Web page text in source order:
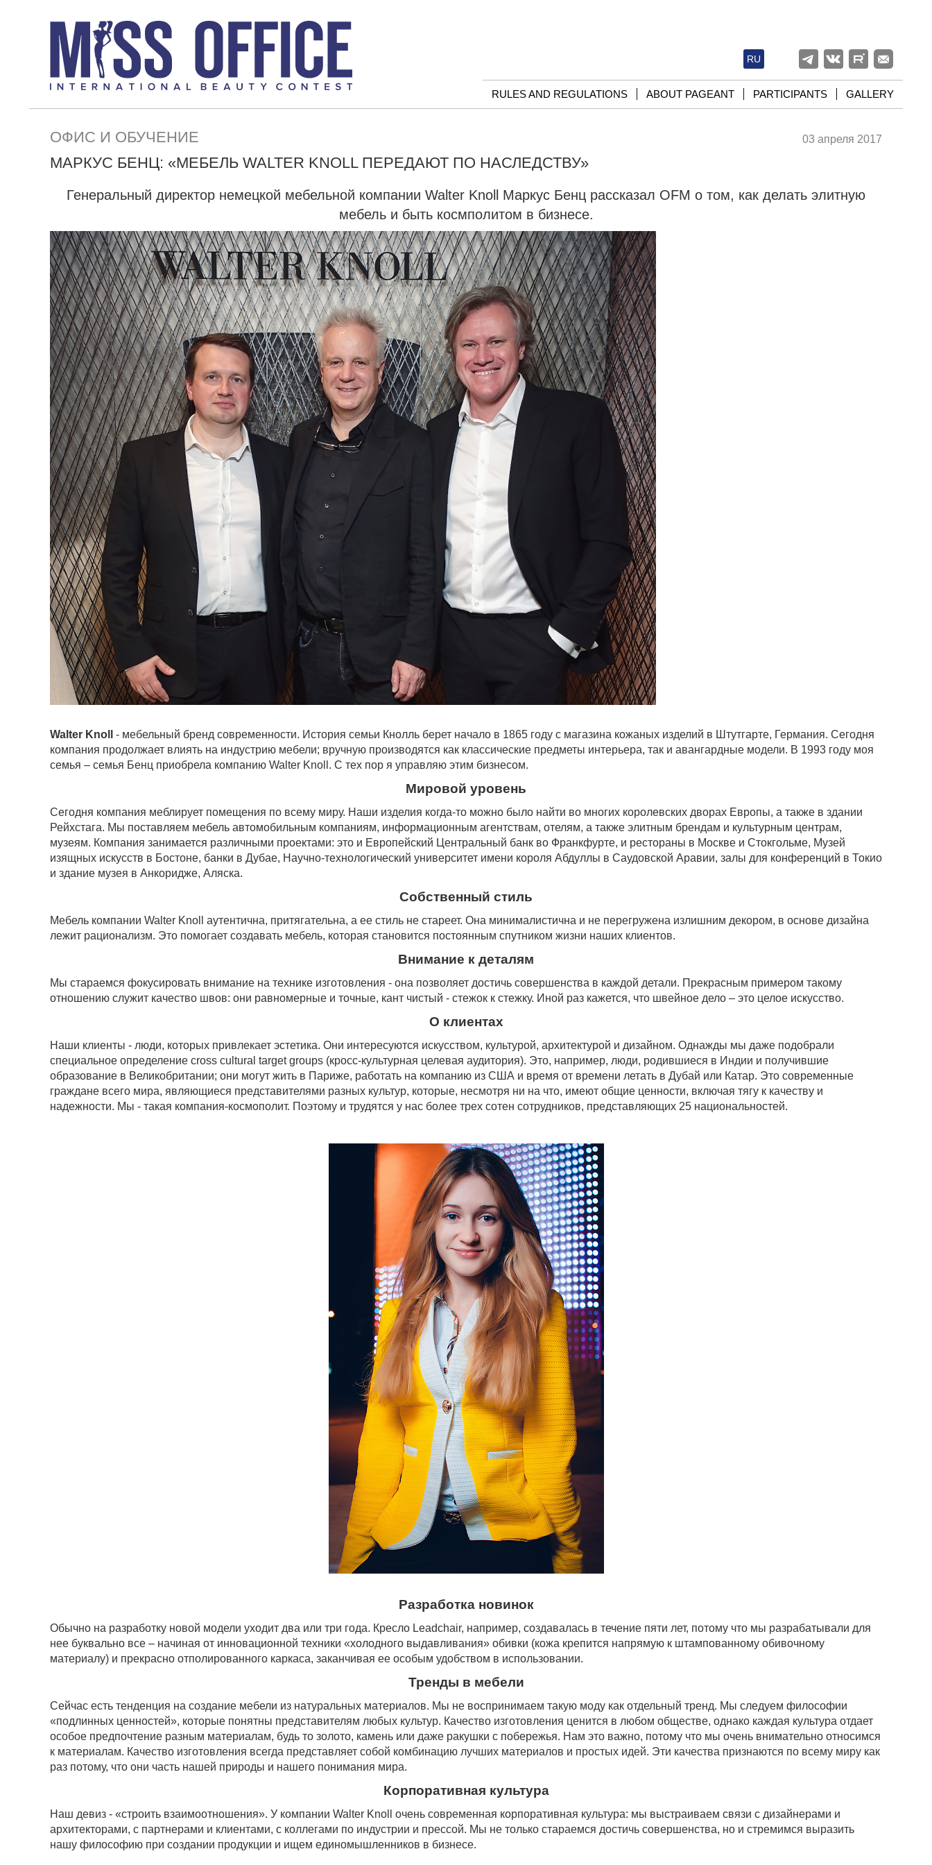
RU
RULES AND REGULATIONS ABOUT PAGEANT PARTICIPANTS GALLERY
ОФИС И ОБУЧЕНИЕ 03 апреля 2017
МАРКУС БЕНЦ: «МЕБЕЛЬ WALTER KNOLL ПЕРЕДАЮТ ПО НАСЛЕДСТВУ»
Генеральный директор немецкой мебельной компании Walter Knoll Маркус Бенц рассказал OFM о том, как делать элитную
мебель и быть космполитом в бизнесе.
Walter Knoll
- мебельный бренд современности. История семьи Кнолль берет начало в 1865 году с магазина кожаных изделий в Штутгарте, Германия. Сегодня
компания продолжает влиять на индустрию мебели; вручную производятся как классические предметы интерьера, так и авангардные модели. В 1993 году моя
семья – семья Бенц приобрела компанию Walter Knoll. С тех пор я управляю этим бизнесом.
Мировой уровень
Сегодня компания меблирует помещения по всему миру. Наши изделия когда-то можно было найти во многих королевских дворах Европы, а также в здании
Рейхстага. Мы поставляем мебель автомобильным компаниям, информационным агентствам, отелям, а также элитным брендам и культурным центрам,
музеям. Компания занимается различными проектами: это и Европейский Центральный банк во Франкфурте, и рестораны в Москве и Стокгольме, Музей
изящных искусств в Бостоне, банки в Дубае, Научно-технологический университет имени короля Абдуллы в Саудовской Аравии, залы для конференций в Токио
и здание музея в Анкоридже, Аляска.
Собственный стиль
Мебель компании Walter Knoll аутентична, притягательна, а ее стиль не стареет. Она минималистична и не перегружена излишним декором, в основе дизайна
лежит рационализм. Это помогает создавать мебель, которая становится постоянным спутником жизни наших клиентов.
Внимание к деталям
Мы стараемся фокусировать внимание на технике изготовления - она позволяет достичь совершенства в каждой детали. Прекрасным примером такому
отношению служит качество швов: они равномерные и точные, кант чистый - стежок к стежку. Иной раз кажется, что швейное дело – это целое искусство.
О клиентах
Наши клиенты - люди, которых привлекает эстетика. Они интересуются искусством, культурой, архитектурой и дизайном. Однажды мы даже подобрали
специальное определение cross cultural target groups (кросс-культурная целевая аудитория). Это, например, люди, родившиеся в Индии и получившие
образование в Великобритании; они могут жить в Париже, работать на компанию из США и время от времени летать в Дубай или Катар. Это современные
граждане всего мира, являющиеся представителями разных культур, которые, несмотря ни на что, имеют общие ценности, включая тягу к качеству и
надежности. Мы - такая компания-космополит. Поэтому и трудятся у нас более трех сотен сотрудников, представляющих 25 национальностей.
Разработка новинок
Обычно на разработку новой модели уходит два или три года. Кресло Leadchair, например, создавалась в течение пяти лет, потому что мы разрабатывали для
нее буквально все – начиная от инновационной техники «холодного выдавливания» обивки (кожа крепится напрямую к штампованному обивочному
материалу) и прекрасно отполированного каркаса, заканчивая ее особым удобством в использовании.
Тренды в мебели
Сейчас есть тенденция на создание мебели из натуральных материалов. Мы не воспринимаем такую моду как отдельный тренд. Мы следуем философии
«подлинных ценностей», которые понятны представителям любых культур. Качество изготовления ценится в любом обществе, однако каждая культура отдает
особое предпочтение разным материалам, будь то золото, камень или даже ракушки с побережья. Нам это важно, потому что мы очень внимательно относимся
к материалам. Качество изготовления всегда представляет собой комбинацию лучших материалов и простых идей. Эти качества признаются по всему миру как
раз потому, что они часть нашей природы и нашего понимания мира.
Корпоративная культура
Наш девиз - «строить взаимоотношения». У компании Walter Knoll очень современная корпоративная культура: мы выстраиваем связи с дизайнерами и
архитекторами, с партнерами и клиентами, с коллегами по индустрии и прессой. Мы не только стараемся достичь совершенства, но и стремимся выразить
нашу философию при создании продукции и ищем единомышленников в бизнесе.